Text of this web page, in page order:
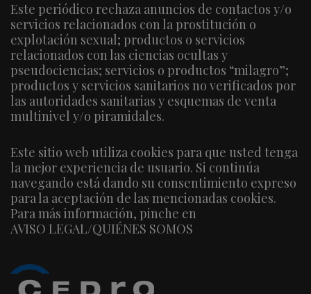
Este periódico rechaza anuncios de contactos y/o
servicios relacionados con la prostitución o
explotación sexual; productos o servicios
relacionados con las ciencias ocultas y
pseudociencias; servicios o productos “milagro”;
productos y servicios sanitarios no verificados por
las autoridades sanitarias y esquemas de venta
multinivel y/o piramidales.
Este sitio web utiliza cookies para que usted tenga
la mejor experiencia de usuario. Si continúa
navegando está dando su consentimiento expreso
para la aceptación de las mencionadas cookies.
Para más información, pinche en
AVISO LEGAL/QUIÉNES SOMOS